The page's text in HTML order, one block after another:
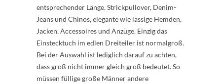
entsprechender Länge. Strickpullover, Denim-
Jeans und Chinos, elegante wie lässige Hemden,
Jacken, Accessoires und Anzüge. Einzig das
Einstecktuch im edlen Dreiteiler ist normalgroß.
Bei der Auswahl ist lediglich darauf zu achten,
dass groß nicht immer gleich groß bedeutet. So
müssen füllige große Männer andere